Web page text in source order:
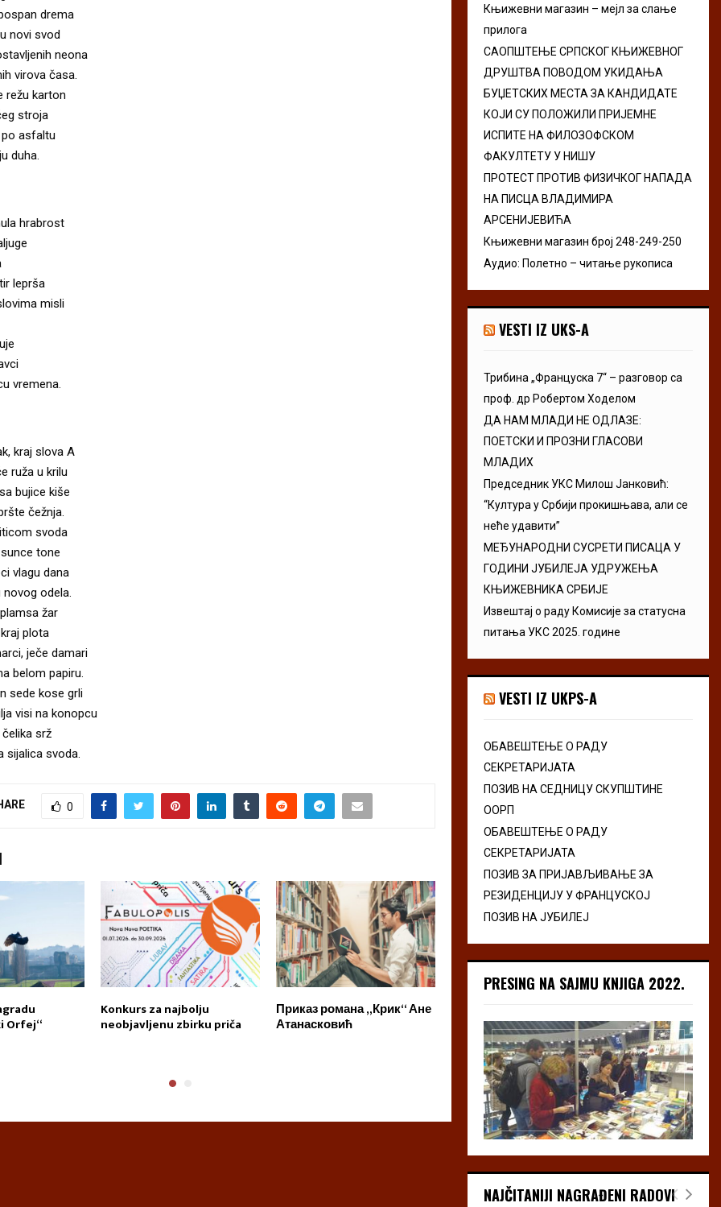
drema
novi svod
neona
virova časa.
režu karton
stroja
asfaltu
duha.
hrabrost
leprša
misli
vremena.
kraj slova A
ruža u krilu
bujice kiše
čežnja.
svoda
tone
vlagu dana
odela.
žar
plota
ječe damari
belom papiru.
sede kose grli
visi na konopcu
srž
sijalica svoda.
0
Orfej“
Konkurs za najbolju
neobjavljenu zbirku priča
Приказ романа „Крик“ Ане
Атанасковић zbornik kratkih priča konkursa za
neobjavljenu
r
:
C
Књижевни магазин – мејл за слање
прилога
САОПШТЕЊЕ СРПСКОГ КЊИЖЕВНОГ
ДРУШТВА ПОВОДОМ УКИДАЊА
БУЏЕТСКИХ МЕСТА ЗА КАНДИДАТЕ
КОЈИ СУ ПОЛОЖИЛИ ПРИЈЕМНЕ
ИСПИТЕ НА ФИЛОЗОФСКОМ
ФАКУЛТЕТУ У НИШУ
ПРОТЕСТ ПРОТИВ ФИЗИЧКОГ НАПАДА
НА ПИСЦА ВЛАДИМИРА
АРСЕНИЈЕВИЋА
Књижевни магазин број 248-249-250
Аудио: Полетно – читање рукописа
VESTI IZ UKS-A
Трибина „Француска 7“ – разговор са
проф. др Робертом Ходелом
ДА НАМ МЛАДИ НЕ ОДЛАЗЕ:
ПОЕТСКИ И ПРОЗНИ ГЛАСОВИ
МЛАДИХ
Председник УКС Милош Јанковић:
“Култура у Србији прокишњава, али се
неће удавити”
МЕЂУНАРОДНИ СУСРЕТИ ПИСАЦА У
ГОДИНИ ЈУБИЛЕЈА УДРУЖЕЊА
КЊИЖЕВНИКА СРБИЈЕ
Извештај о раду Комисије за статусна
питања УКС 2025. године
VESTI IZ UKPS-A
ОБАВЕШТЕЊЕ О РАДУ
СЕКРЕТАРИЈАТА
ПОЗИВ НА СЕДНИЦУ СКУПШТИНЕ
ООРП
ОБАВЕШТЕЊЕ О РАДУ
СЕКРЕТАРИЈАТА
ПОЗИВ ЗА ПРИЈАВЉИВАЊЕ ЗА
РЕЗИДЕНЦИЈУ У ФРАНЦУСКОЈ
ПОЗИВ НА ЈУБИЛЕЈ
PRESING NA SAJMU KNJIGA 2022.
NAJČITANIJI NAGRAĐENI RADOVI